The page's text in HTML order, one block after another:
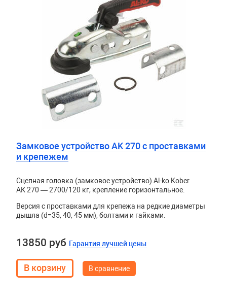
Замковое устройство AK 270 с проставками
и крепежем
Сцепная головка (замковое устройство) Al-ko Kober
АК 270 — 2700/120 кг, крепление горизонтальное.
Версия с проставками для крепежа на редкие диаметры
дышла (d=35, 40, 45 мм), болтами и гайками.
13850 руб Гарантия лучшей цены
В сравнение